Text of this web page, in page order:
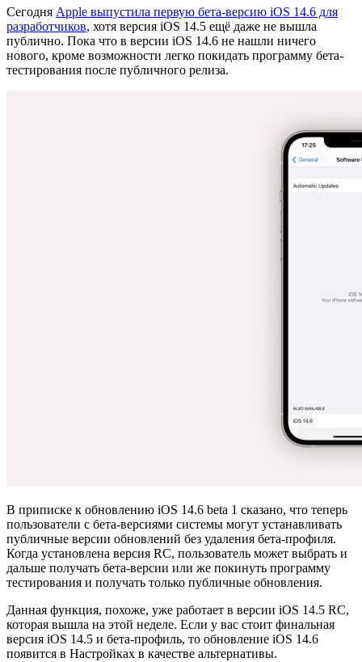
Сегодня Apple выпустила первую бета-версию iOS 14.6 для
разработчиков, хотя версия iOS 14.5 ещё даже не вышла
публично. Пока что в версии iOS 14.6 не нашли ничего
нового, кроме возможности легко покидать программу бета-
тестирования после публичного релиза.
В приписке к обновлению iOS 14.6 beta 1 сказано, что теперь
пользователи с бета-версиями системы могут устанавливать
публичные версии обновлений без удаления бета-профиля.
Когда установлена версия RC, пользователь может выбрать и
дальше получать бета-версии или же покинуть программу
тестирования и получать только публичные обновления.
Данная функция, похоже, уже работает в версии iOS 14.5 RC,
которая вышла на этой неделе. Если у вас стоит финальная
версия iOS 14.5 и бета-профиль, то обновление iOS 14.6
появится в Настройках в качестве альтернативы.